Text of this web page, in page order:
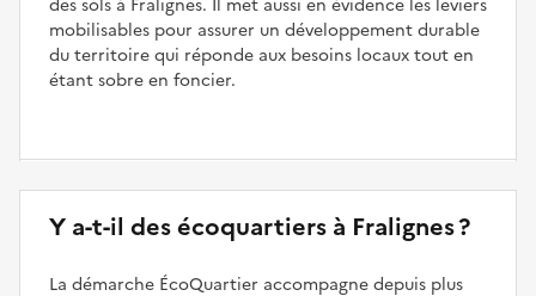
des sols à Fralignes. Il met aussi en évidence les leviers
mobilisables pour assurer un développement durable
du territoire qui réponde aux besoins locaux tout en
étant sobre en foncier.
Y a-t-il des écoquartiers à Fralignes ?
La démarche ÉcoQuartier accompagne depuis plus